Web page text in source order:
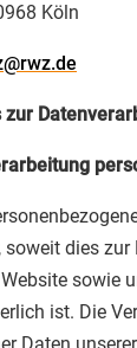
Köln
dies zur
sowie
ist. Die